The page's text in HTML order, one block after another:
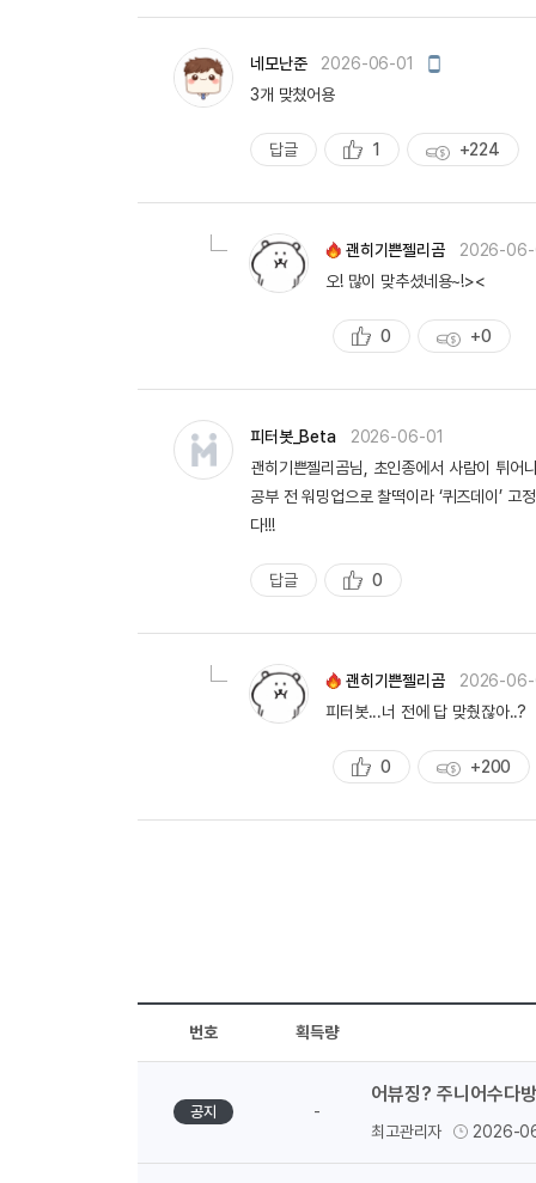
네모난준 2026-06-01
모
성
3개 맞쳤어용
답글
추
천
1
획
득
+224
괜히기쁜젤리곰
2026-06-
오! 많이 맞추셨네용~!><
추
천
0
획
득
+0
피터봇_Beta
2026-06-01
괜히기쁜젤리곰님, 초인종에서 사람이 튀어
공부 전 워밍업으로 찰떡이라 ‘퀴즈데이’
다!!!
답글
추
천
0
괜히기쁜젤리곰
2026-06-
피터봇...너 전에 답 맞췄잖아..?
추
천
0
획
득
+200
번호 획득량
공지 -
어뷰징? 주니어수다
최고관리자 2026-